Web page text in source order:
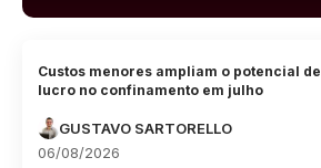
Custos menores ampliam o potencial de
lucro no confinamento em julho
GUSTAVO SARTORELLO
06/08/2026